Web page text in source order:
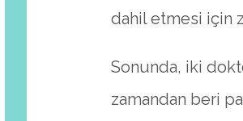
dahil etmesi için
Sonunda, iki
zamandan beri